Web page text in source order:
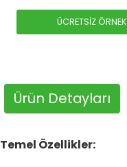
ÜCRETSIZ ÖRNEK
Ürün Detayları
Temel Özellikler: